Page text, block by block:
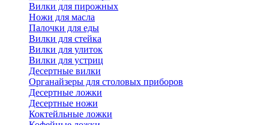
Вилки для пирожных
Ножи для масла
Палочки для еды
Вилки для стейка
Вилки для улиток
Вилки для устриц
Десертные вилки
Органайзеры для столовых приборов
Десертные ложки
Десертные ножи
Коктейльные ложки